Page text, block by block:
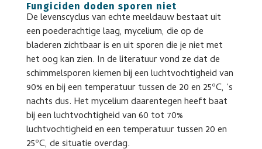
Fungiciden doden sporen niet
De levenscyclus van echte meeldauw bestaat uit
een poederachtige laag, mycelium, die op de
bladeren zichtbaar is en uit sporen die je niet met
het oog kan zien. In de literatuur vond ze dat de
schimmelsporen kiemen bij een luchtvochtigheid van
90% en bij een temperatuur tussen de 20 en 25ºC, ’s
nachts dus. Het mycelium daarentegen heeft baat
bij een luchtvochtigheid van 60 tot 70%
luchtvochtigheid en een temperatuur tussen 20 en
25ºC, de situatie overdag.